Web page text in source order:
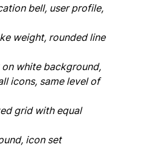
bell, user profile,
weight, rounded line
white background,
icons, same level of
grid with equal
icon set